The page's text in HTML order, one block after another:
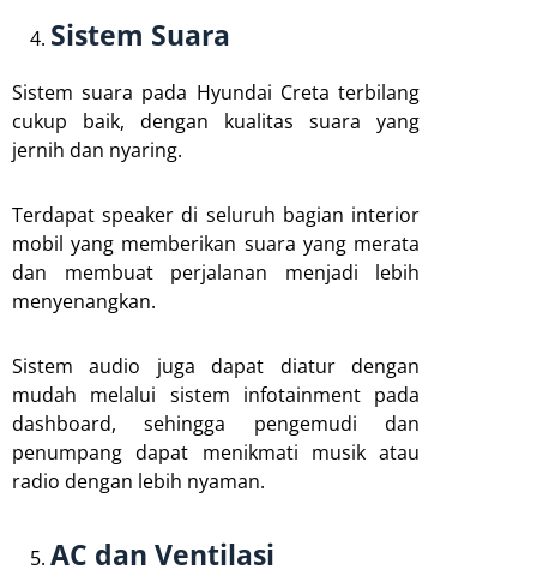
Sistem Suara
Sistem suara pada Hyundai Creta terbilang
cukup baik, dengan kualitas suara yang
jernih dan nyaring.
Terdapat speaker di seluruh bagian interior
mobil yang memberikan suara yang merata
dan membuat perjalanan menjadi lebih
menyenangkan.
Sistem audio juga dapat diatur dengan
mudah melalui sistem infotainment pada
dashboard, sehingga pengemudi dan
penumpang dapat menikmati musik atau
radio dengan lebih nyaman.
AC dan Ventilasi